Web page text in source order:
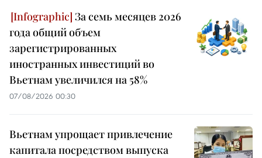
За семь месяцев 2026
года общий объем
зарегистрированных
иностранных инвестиций во
Вьетнам увеличился на 58%
07/08/2026 00:30
Вьетнам упрощает привлечение
капитала посредством выпуска